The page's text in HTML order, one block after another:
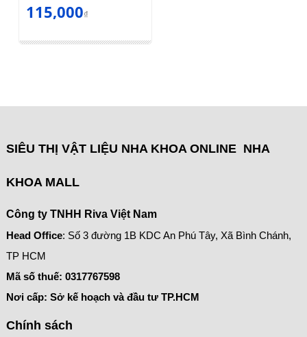
115,000₫
SIÊU THỊ VẬT LIỆU NHA KHOA ONLINE NHA
KHOA MALL
Công ty TNHH Riva Việt Nam
Head Office: Số 3 đường 1B KDC An Phú Tây, Xã Bình Chánh,
TP HCM
Mã số thuế: 0317767598
Nơi cấp: Sở kế hoạch và đầu tư TP.HCM
Chính sách